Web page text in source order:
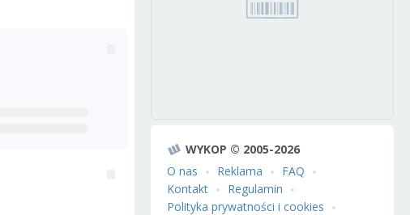
WYKOP © 2005-2026
O nas
Reklama
FAQ
Kontakt
Regulamin
Polityka prywatności i cookies